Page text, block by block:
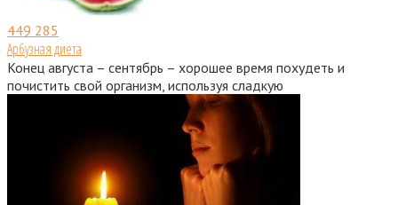
449 285
Арбузная диета
Конец августа – сентябрь – хорошее время похудеть и
почистить свой организм, используя сладкую